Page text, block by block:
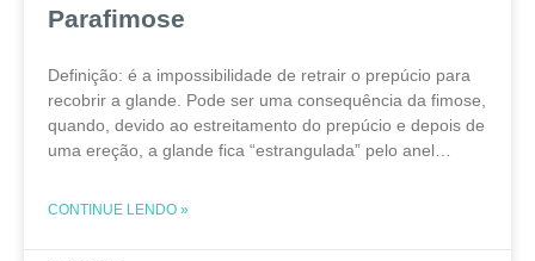
Parafimose
Definição: é a impossibilidade de retrair o prepúcio para
recobrir a glande. Pode ser uma consequência da fimose,
quando, devido ao estreitamento do prepúcio e depois de
uma ereção, a glande fica “estrangulada” pelo anel
CONTINUE LENDO »